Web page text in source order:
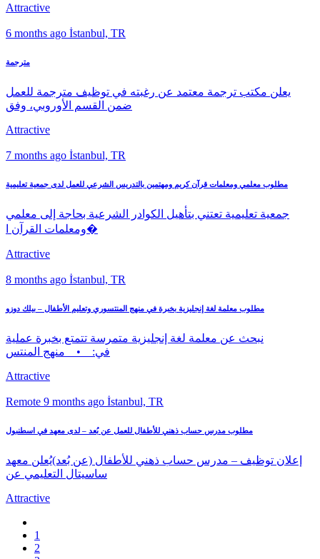
Attractive
6 months ago İstanbul, TR
مترجمة
يعلن مكتب ترجمة معتمد عن رغبته في توظيف مترجمة للعمل
ضمن القسم الأوروبي، وفق
Attractive
7 months ago İstanbul, TR
مطلوب معلمي ومعلمات قرآن كريم ومهتمين بالتدريس الشرعي للعمل لدى جمعية تعليمية
جمعية تعليمية تعتني بتأهيل الكوادر الشرعية بحاجة إلى معلمي
ومعلمات القرآن ا�
Attractive
8 months ago İstanbul, TR
مطلوب معلمة لغة إنجليزية بخبرة في منهج المنتسوري وتعليم الأطفال – بيلك دوزو
نبحث عن معلمة لغة إنجليزية متمرسة تتمتع بخبرة عملية
في: • منهج المنتس
Attractive
Remote 9 months ago İstanbul, TR
مطلوب مدرس حساب ذهني للأطفال للعمل عن بُعد – لدى معهد في اسطنبول
إعلان توظيف – مدرس حساب ذهني للأطفال (عن بُعد)يُعلن معهد
ساسيتال التعليمي عن
Attractive
1
2